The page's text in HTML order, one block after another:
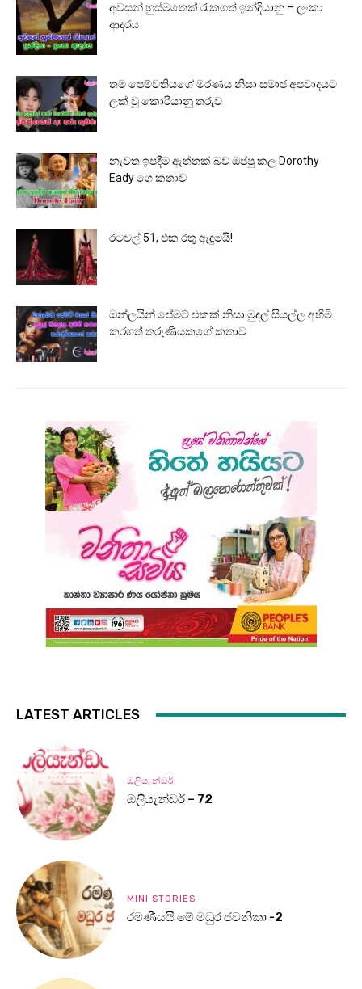
අවසන් හුස්මතෙක් රැකගත් ඉන්දියානු – ලංකා
ආදරය
තම පෙම්වතියගේ මරණය නිසා සමාජ අපවාදයට
ලක් වූ කොරියානු තරුව
නැවත ඉපදීම ඇත්තක් බව ඔප්පු කල Dorothy
Eady ගෙ කතාව
රටවල් 51, එක රතු ඇඳුමයි!
ඔන්ලයින් පේමට් එකක් නිසා මුදල් සියල්ල අහිමි
කරගත් තරුණියකගේ කතාව
LATEST ARTICLES
ඔලියැන්ඩර්
ඔලියැන්ඩර් – 72
MINI STORIES
රමණීයයි මේ මධුර ජවනිකා -2